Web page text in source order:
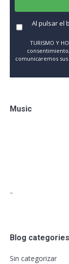
Al pulsar el
TURISMO Y
comunicaremos
Music
"
Blog categories
Sin categorizar